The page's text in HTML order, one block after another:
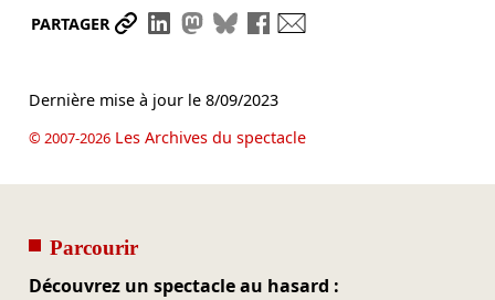
PARTAGER Partager le lien
Partager sur LinkedIn
Partager sur Mastodon
Partager sur Bluesky
Partager sur Facebook
Dernière mise à jour le 8/09/2023
© 2007-2026Les Archives du spectacle
Parcourir
Découvrez un spectacle au hasard :